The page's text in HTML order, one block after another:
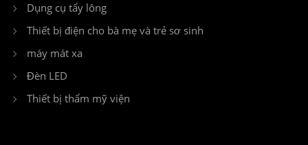
Dụng cụ tẩy lông
Thiết bị điện cho bà mẹ và trẻ sơ sinh
máy mát xa
Đèn LED
Thiết bị thẩm mỹ viện